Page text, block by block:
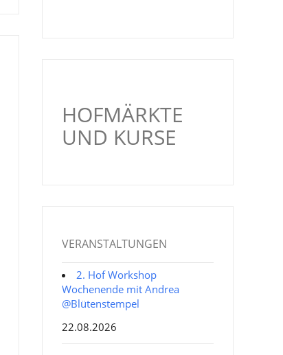
HOFMÄRKTE
UND KURSE
VERANSTALTUNGEN
2. Hof Workshop
Wochenende mit Andrea
@Blütenstempel
22.08.2026